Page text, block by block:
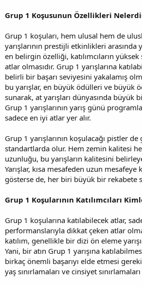
Grup 1 Koşusunun Özellikleri
Grup 1 koşuları, hem ulusal hem de
yarışlarının prestijli etkinlikleri arasında
en belirgin özelliği, katılımcıların
atlar olmasıdır. Grup 1 yarışlarına
belirli bir başarı seviyesini yakalamış
bu yarışlar, en büyük ödülleri ve büyük
sunarak, at yarışları dünyasında büyük
Grup 1 yarışlarının yarış günü
sadece en iyi atlar yer alır.
Grup 1 yarışlarının koşulacağı pistler
standartlarda olur. Hem zemin kalitesi
uzunluğu, bu yarışların kalitesini
Yarışlar, kısa mesafeden uzun
gösterse de, her biri büyük bir rekabete
Grup 1 Koşularının Katılımcıları
Grup 1 koşularına katılabilecek atlar,
performanslarıyla dikkat çeken atlar
katılım, genellikle bir dizi ön eleme
Yani, bir atın Grup 1 yarışına
birkaç önemli başarıyı elde etmesi
yaş sınırlamaları ve cinsiyet